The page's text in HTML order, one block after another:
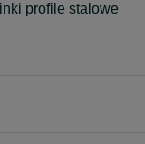
profile stalowe